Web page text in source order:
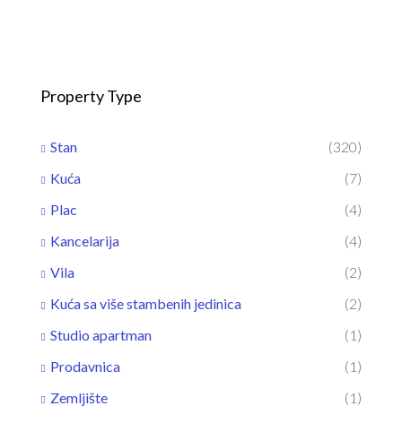
Property Type
Stan
(320)
Kuća
(7)
Plac
(4)
Kancelarija
(4)
Vila
(2)
Kuća sa više stambenih jedinica
(2)
Studio apartman
(1)
Prodavnica
(1)
Zemljište
(1)